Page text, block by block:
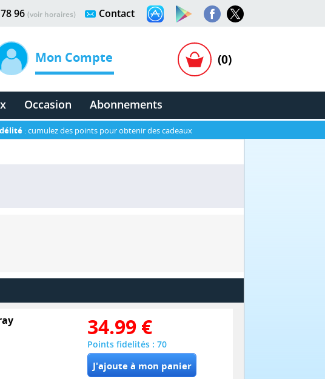
Contact
96 (voir horaires)
Mon Compte (0)
Occasion Abonnements
: cumulez des points pour obtenir des cadeaux
34.99 €
Points fidelités : 70